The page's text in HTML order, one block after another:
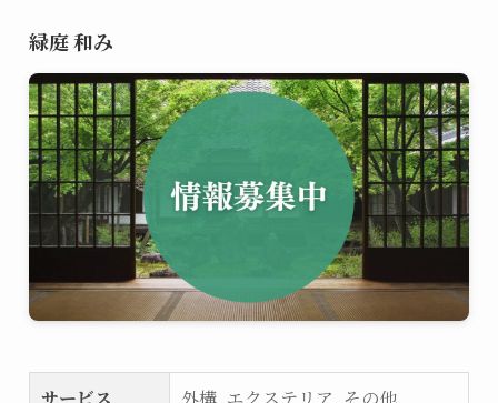
緑庭 和み
サービス
外構, エクステリア, その他